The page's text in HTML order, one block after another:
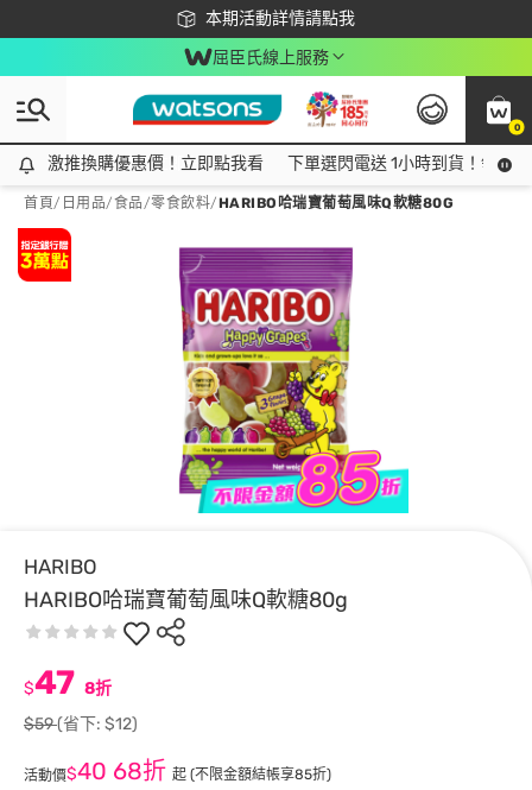
本期活動詳情請點我
下載app最高回饋$350
屈臣氏線上服務
0
激推換購優惠價！立即點我看
激推換購優惠價！立即點我看 下單選閃電送 1小時到貨！領神
首頁/ 日用品/食品/零食飲料/HARIBO哈瑞寶葡萄風味Q軟糖80G
HARIBO
HARIBO哈瑞寶葡萄風味Q軟糖80g
$47 8折
$59(省下: $12)
活動價$40 68折 起 (不限金額結帳享85折)